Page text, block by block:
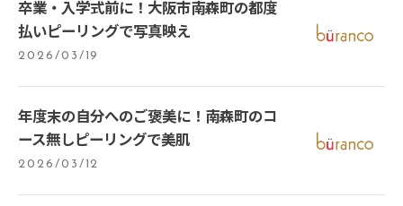
卒業・入学式前に！大阪市南森町の都度
払いピーリングで写真映え
2026/03/19
年度末の自分へのご褒美に！南森町のコ
ース無しピーリングで美肌
2026/03/12